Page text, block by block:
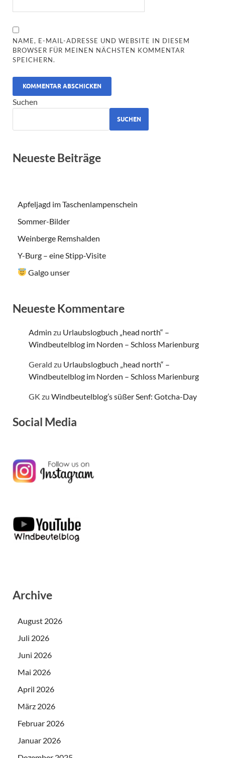
NAME, E-MAIL-ADRESSE UND WEBSITE IN DIESEM
BROWSER FÜR MEINEN NÄCHSTEN KOMMENTAR
SPEICHERN.
ALTERNATIVE:
Suchen
SUCHEN
Neueste Beiträge
Apfeljagd im Taschenlampenschein
Sommer-Bilder
Weinberge Remshalden
Y-Burg – eine Stipp-Visite
Galgo unser
Neueste Kommentare
Admin zu Urlaubslogbuch „head north“ –
Windbeutelblog im Norden – Schloss Marienburg
Gerald zu Urlaubslogbuch „head north“ –
Windbeutelblog im Norden – Schloss Marienburg
GK zu Windbeutelblog’s süßer Senf: Gotcha-Day
Social Media
Archive
August 2026
Juli 2026
Juni 2026
Mai 2026
April 2026
März 2026
Februar 2026
Januar 2026